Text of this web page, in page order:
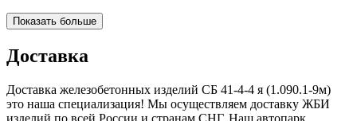
Показать больше
Доставка
Доставка железобетонных изделий СБ 41-4-4 я (1.090.1-9м)
это наша специализация! Мы осуществляем доставку ЖБИ
изделий по всей России и странам СНГ. Наш автопарк